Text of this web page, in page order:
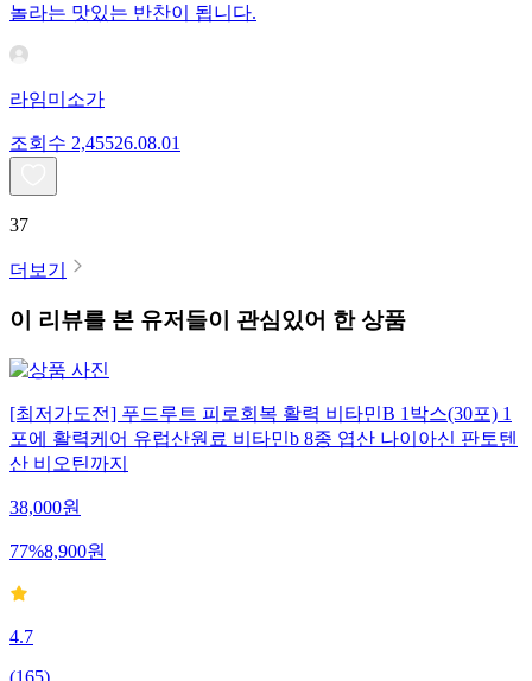
놀라는 맛있는 반찬이 됩니다.
라임미소가
조회수 2,45526.08.01
37
더보기
이 리뷰를 본 유저들이 관심있어 한 상품
[최저가도전] 푸드루트 피로회복 활력 비타민B 1박스(30포) 1
포에 활력케어 유럽산원료 비타민b 8종 엽산 나이아신 판토텐
산 비오틴까지
38,000원
77%8,900원
4.7
(165)